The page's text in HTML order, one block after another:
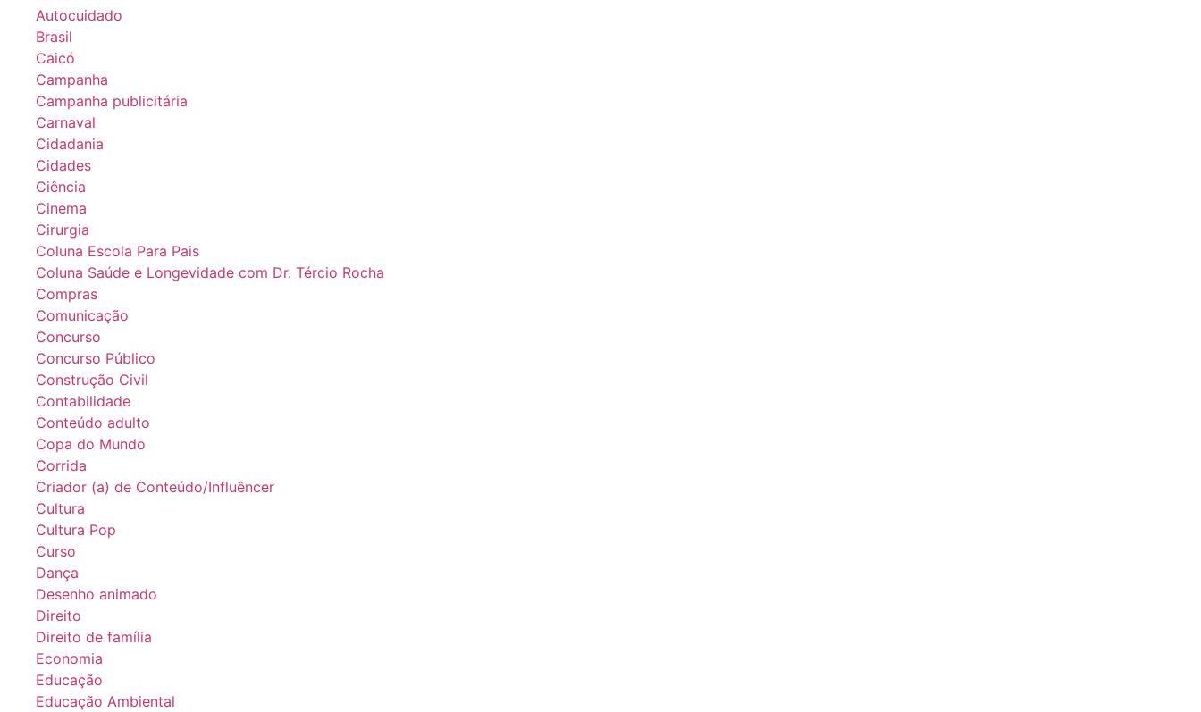
Autocuidado
Brasil
Caicó
Campanha
Campanha publicitária
Carnaval
Cidadania
Cidades
Ciência
Cinema
Cirurgia
Coluna Escola Para Pais
Coluna Saúde e Longevidade com Dr. Tércio Rocha
Compras
Comunicação
Concurso
Concurso Público
Construção Civil
Contabilidade
Conteúdo adulto
Copa do Mundo
Corrida
Criador (a) de Conteúdo/Influêncer
Cultura
Cultura Pop
Curso
Dança
Desenho animado
Direito
Direito de família
Economia
Educação
Educação Ambiental